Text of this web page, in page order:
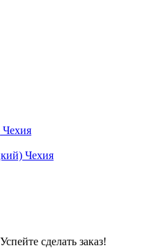
Чехия
Чехия
сделать заказ!